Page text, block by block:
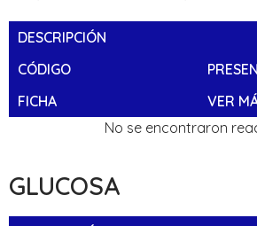
DESCRIPCIÓN
CÓDIGO
FICHA
VER
No se encontraron
GLUCOSA